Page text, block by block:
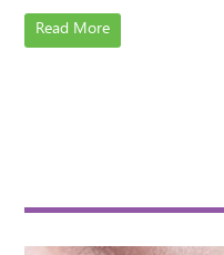
Read More